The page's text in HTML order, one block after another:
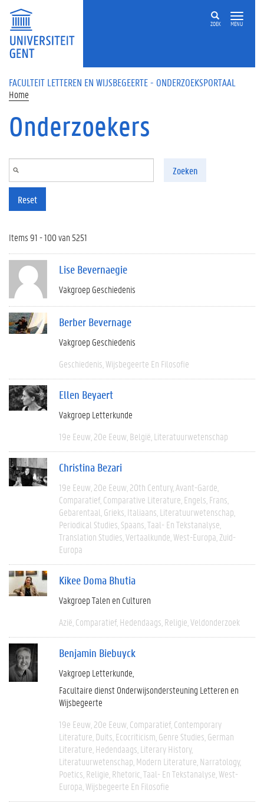
Overslaan en naar de inhoud gaan
ZOEK MENU
FACULTEIT LETTEREN EN WIJSBEGEERTE - ONDERZOEKSPORTAAL
Home
Onderzoekers
Zoeken
Reset
Items 91 - 100 van 5251
Lise Bevernaegie
Vakgroep Geschiedenis
Berber Bevernage
Vakgroep Geschiedenis
Geschiedenis Wijsbegeerte En Filosofie
Ellen Beyaert
Vakgroep Letterkunde
19e Eeuw 20e Eeuw België Literatuurwetenschap
Christina Bezari
19e Eeuw 20e Eeuw 20th Century Avant-Garde
Comparatief Comparative Literature Engels Frans
Gebarentaal Grieks Italiaans Literatuurwetenschap
Periodical Studies Spaans Taal- En Tekstanalyse
Translation Studies Vertaalkunde West-Europa Zuid-
Europa
Kikee Doma Bhutia
Vakgroep Talen en Culturen
Azië Comparatief Hedendaags Religie Veldonderzoek
Benjamin Biebuyck
Vakgroep Letterkunde
Facultaire dienst Onderwijsondersteuning Letteren en
Wijsbegeerte
19e Eeuw 20e Eeuw Comparatief Contemporary
Literature Duits Ecocriticism Genre Studies German
Literature Hedendaags Literary History
Literatuurwetenschap Modern Literature Narratology
Poetics Religie Rhetoric Taal- En Tekstanalyse West-
Europa Wijsbegeerte En Filosofie